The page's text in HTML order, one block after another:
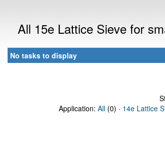
All 15e Lattice Sieve for
No tasks to display
Application: All (0) · 14e Lattice